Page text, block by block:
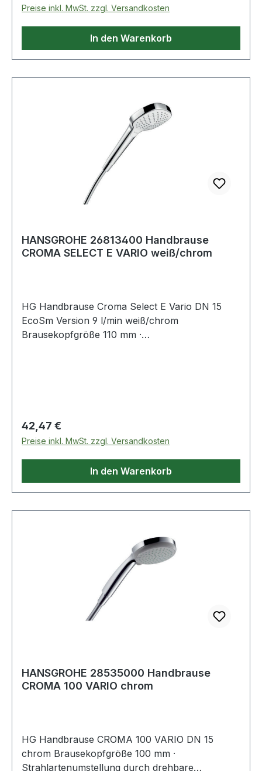
Preise inkl. MwSt. zzgl. Versandkosten
In den Warenkorb
HANSGROHE 26813400 Handbrause
CROMA SELECT E VARIO weiß/chrom
HG Handbrause Croma Select E Vario DN 15
EcoSm Version 9 l/min weiß/chrom
Brausekopfgröße 110 mm ·
Anschlussgewinde G 1/2"
Regulärer Preis:
42,47 €
Preise inkl. MwSt. zzgl. Versandkosten
In den Warenkorb
HANSGROHE 28535000 Handbrause
CROMA 100 VARIO chrom
HG Handbrause CROMA 100 VARIO DN 15
chrom Brausekopfgröße 100 mm ·
Strahlartenumstellung durch drehbare